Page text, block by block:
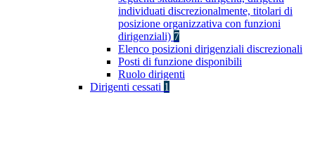
individuati discrezionalmente, titolari di
posizione organizzativa con funzioni
dirigenziali) 7
Elenco posizioni dirigenziali discrezionali
Posti di funzione disponibili
Ruolo dirigenti
Dirigenti cessati 1